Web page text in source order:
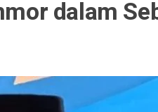
dalam